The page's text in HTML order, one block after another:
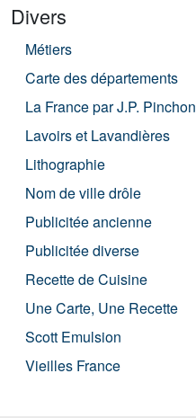
Divers
Métiers
Carte des départements
La France par J.P. Pinchon
Lavoirs et Lavandières
Lithographie
Nom de ville drôle
Publicitée ancienne
Publicitée diverse
Recette de Cuisine
Une Carte, Une Recette
Scott Emulsion
Vieilles France